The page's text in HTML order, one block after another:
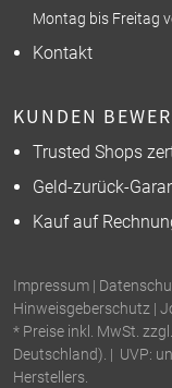
Montag bis Freitag
Kontakt
KUNDEN
Trusted Shops
Geld-zurück-
Kauf auf
Impressum
Hinweisgeberschutz
* Preise inkl. MwSt.
Deutschland). | UVP:
Herstellers.